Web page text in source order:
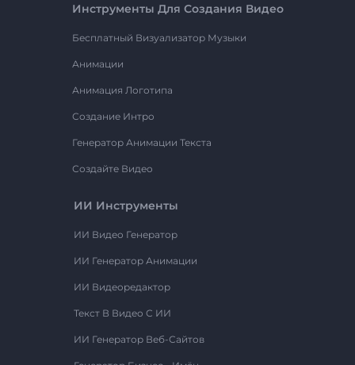
Инструменты Для Создания Видео
Бесплатный Визуализатор Музыки
Анимации
Анимация Логотипа
Создание Интро
Генератор Анимации Текста
Создайте Видео
ИИ Инструменты
ИИ Видео Генератор
ИИ Генератор Анимации
ИИ Видеоредактор
Текст В Видео С ИИ
ИИ Генератор Веб-Сайтов